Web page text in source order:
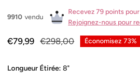
9910 vendu
Recevez 79 points
Rejoignez-nous pour
Prix
vente
€79,99
Prix
€298,00 Économisez 73%
Longueur Étirée: 8"